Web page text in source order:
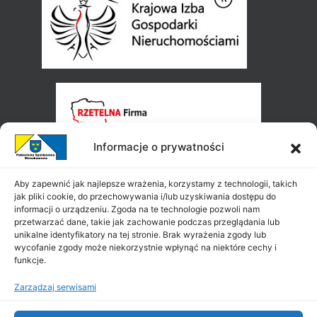
Informacje o prywatności
Aby zapewnić jak najlepsze wrażenia, korzystamy z technologii, takich
jak pliki cookie, do przechowywania i/lub uzyskiwania dostępu do
informacji o urządzeniu. Zgoda na te technologie pozwoli nam
przetwarzać dane, takie jak zachowanie podczas przeglądania lub
unikalne identyfikatory na tej stronie. Brak wyrażenia zgody lub
wycofanie zgody może niekorzystnie wpłynąć na niektóre cechy i
funkcje.
Zarządzaj serwisami